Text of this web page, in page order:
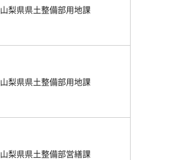
山梨県県土整備部用地課
山梨県県土整備部用地課
山梨県県土整備部営繕課